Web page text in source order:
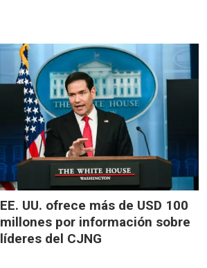
EE. UU. ofrece más de USD 100
millones por información sobre
líderes del CJNG